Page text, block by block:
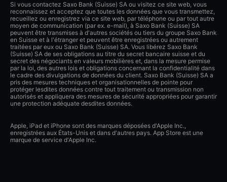
Si vous contactez Saxo Bank (Suisse) SA ou visitez ce site web, vous
reconnaissez et acceptez que toutes les données que vous transmettez,
recueillez ou enregistrez via ce site web, par téléphone ou par tout autre
moyen de communication (par ex. e-mail), à Saxo Bank (Suisse) SA
peuvent être transmises à d'autres sociétés ou tiers du groupe Saxo Bank
en Suisse et à l'étranger et peuvent être enregistrées ou autrement
traitées par eux ou Saxo Bank (Suisse) SA. Vous libérez Saxo Bank
(Suisse) SA de ses obligations au titre du secret bancaire suisse et du
secret des négociants en valeurs mobilières et, dans la mesure permise
par la loi, des autres lois et obligations concernant la confidentialité dans
le cadre des divulgations de données du client. Saxo Bank (Suisse) SA a
pris des mesures techniques et organisationnelles de pointe pour
protéger lesdites données contre tout traitement ou transmission non
autorisés et appliquera des mesures de sécurité appropriées pour garantir
une protection adéquate desdites données.
Apple, iPad et iPhone sont des marques déposées d'Apple Inc.,
enregistrées aux États-Unis et dans d'autres pays. App Store est une
marque de service d'Apple Inc.